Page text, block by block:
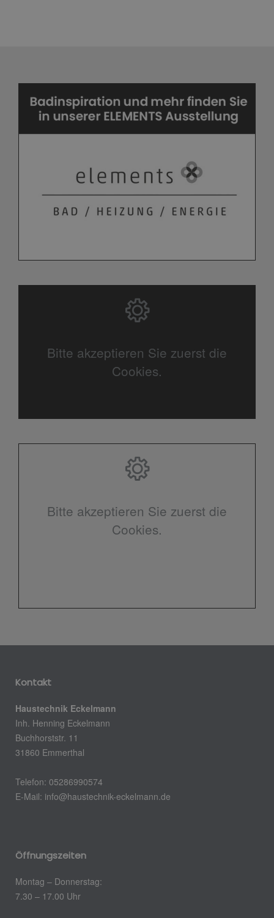
Bitte akzeptieren Sie zuerst die
Cookies.
Bitte akzeptieren Sie zuerst die
Cookies.
Kontakt
Haustechnik Eckelmann
Inh. Henning Eckelmann
Buchhorststr. 11
31860 Emmerthal
Telefon: 05286990574
E-Mail: info@haustechnik-eckelmann.de
Öffnungszeiten
Montag – Donnerstag:
7.30 – 17.00 Uhr